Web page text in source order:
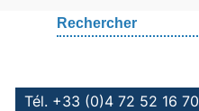
Rechercher
Tél. +33 (0)4 72 52 16 70